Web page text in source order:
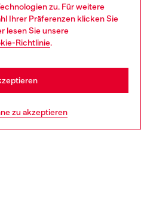
zu. Für weitere
Ihrer Präferenzen klicken Sie
lesen Sie unsere
Richtlinie.
zu akzeptieren
erfahren
website, but it seems you